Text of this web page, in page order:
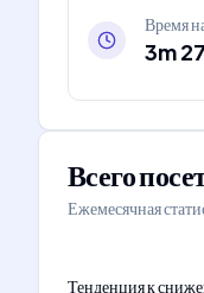
Время
3m
Всего
Ежемесячная
Тенденция к